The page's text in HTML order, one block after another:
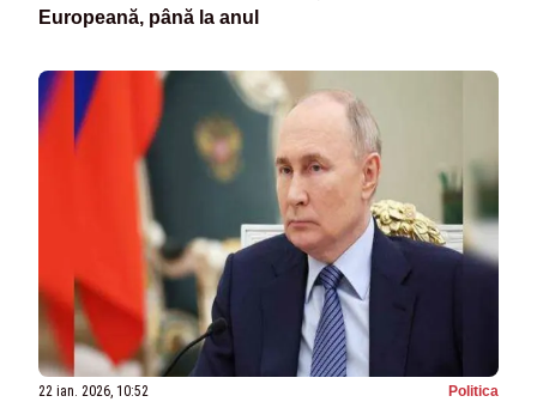
Europeană, până la anul
22 ian. 2026, 10:52 Politica